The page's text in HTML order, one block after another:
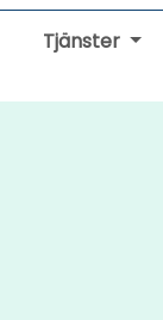
Tjänster